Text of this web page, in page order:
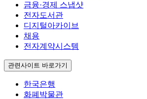
금융·경제 스냅샷
전자도서관
디지털아카이브
채용
전자계약시스템
관련사이트 바로가기
한국은행
화폐박물관